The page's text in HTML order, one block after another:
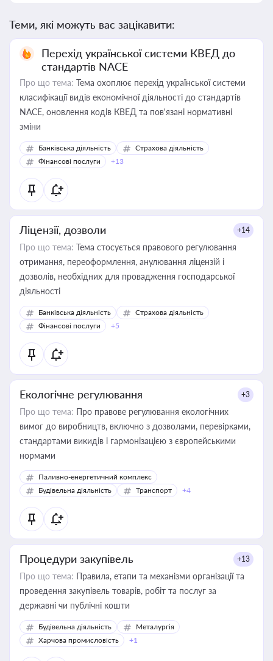
Теми, які можуть вас зацікавити:
Перехід української системи КВЕД до
стандартів NACE
Про що тема: Тема охоплює перехід української системи
класифікації видів економічної діяльності до стандартів
NACE, оновлення кодів КВЕД та пов'язані нормативні
зміни
Банківська діяльність
Страхова діяльність
Фінансові послуги
+13
Ліцензії, дозволи +14
Про що тема: Тема стосується правового регулювання
отримання, переоформлення, анулювання ліцензій і
дозволів, необхідних для провадження господарської
діяльності
Банківська діяльність
Страхова діяльність
Фінансові послуги
+5
Екологічне регулювання +3
Про що тема: Про правове регулювання екологічних
вимог до виробництв, включно з дозволами, перевірками,
стандартами викидів і гармонізацією з європейськими
нормами
Паливно-енергетичний комплекс
Будівельна діяльність
Транспорт +4
Процедури закупівель +13
Про що тема: Правила, етапи та механізми організації та
проведення закупівель товарів, робіт та послуг за
державні чи публічні кошти
Будівельна діяльність
Металургія
Харчова промисловість
+1